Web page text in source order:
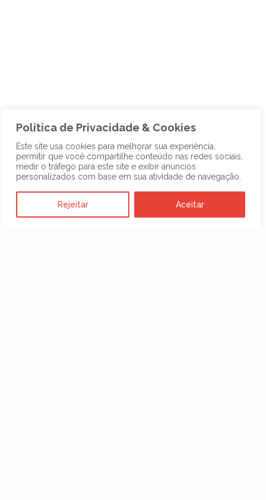
Política de Privacidade & Cookies
Este site usa cookies para melhorar sua experiência,
permitir que você compartilhe conteúdo nas redes sociais,
medir o tráfego para este site e exibir anúncios
personalizados com base em sua atividade de navegação.
Rejeitar Aceitar
Anterior 1 … 5 6 7 … 11 Próxima